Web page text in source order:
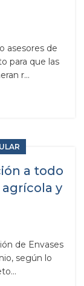
asesores de
para que las
r...
a todo
y
de Envases
según lo